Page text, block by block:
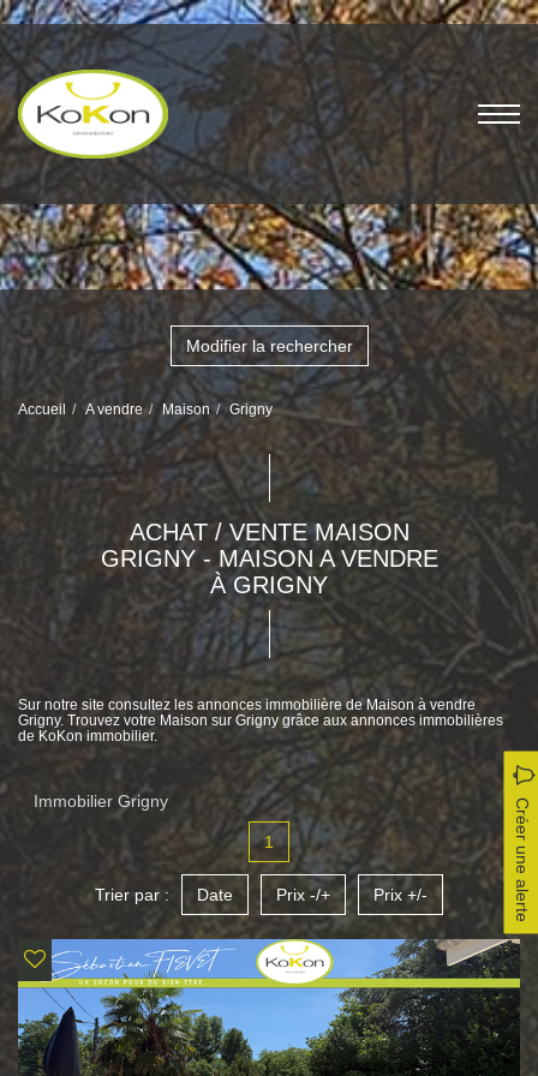
Modifier la rechercher
Accueil A vendre Maison Grigny
ACHAT / VENTE MAISON
GRIGNY - MAISON A VENDRE
À GRIGNY
Sur notre site consultez les annonces immobilière de Maison à vendre
Grigny. Trouvez votre Maison sur Grigny grâce aux annonces immobilières
de KoKon immobilier.
Immobilier Grigny Créer une alerte
1
Trier par : Date Prix -/+ Prix +/-